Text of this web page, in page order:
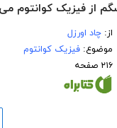
سگم از فیزیک کوانتوم
از:چاد اورزل
موضوع:فیزیک کوانتوم
۲۱۶ صفحه